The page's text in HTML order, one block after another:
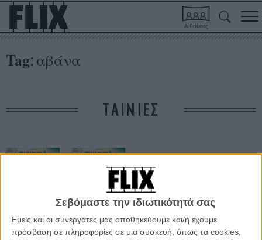
Σεβόμαστε την ιδιωτικότητά σας
Εμείς και οι συνεργάτες μας αποθηκεύουμε και/ή έχουμε
πρόσβαση σε πληροφορίες σε μια συσκευή, όπως τα cookies,
Αίθουσες
Tag: αβάνα
ΤΑΙΝΙΕΣ
7 Ημέρες στην
Αβάνα
7 Ημέρες στην
Αβάνα